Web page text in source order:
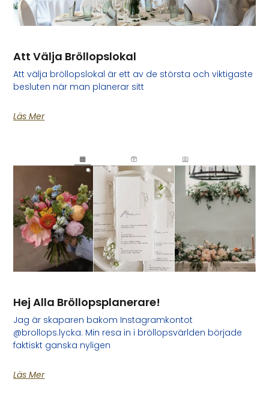
Att Välja Bröllopslokal
Att välja bröllopslokal är ett av de största och viktigaste
besluten när man planerar sitt
Läs Mer
Hej Alla Bröllopsplanerare!
Jag är skaparen bakom Instagramkontot
@brollops.lycka. Min resa in i bröllopsvärlden började
faktiskt ganska nyligen
Läs Mer